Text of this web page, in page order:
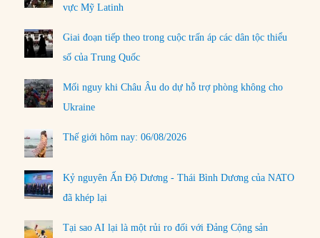
vực Mỹ Latinh
Giai đoạn tiếp theo trong cuộc trấn áp các dân tộc thiểu
số của Trung Quốc
Mối nguy khi Châu Âu do dự hỗ trợ phòng không cho
Ukraine
Thế giới hôm nay: 06/08/2026
Kỷ nguyên Ấn Độ Dương - Thái Bình Dương của NATO
đã khép lại
Tại sao AI lại là một rủi ro đối với Đảng Cộng sản